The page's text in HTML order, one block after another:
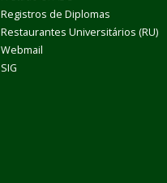
Registros de Diplomas
Restaurantes Universitários (RU)
Webmail
SIG